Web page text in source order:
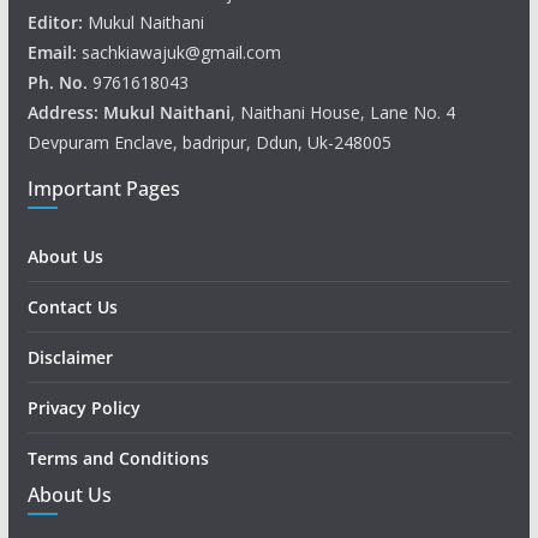
Editor: Mukul Naithani
Email: sachkiawajuk@gmail.com
Ph. No. 9761618043
Address: Mukul Naithani, Naithani House, Lane No. 4
Devpuram Enclave, badripur, Ddun, Uk-248005
Important Pages
About Us
Contact Us
Disclaimer
Privacy Policy
Terms and Conditions
About Us